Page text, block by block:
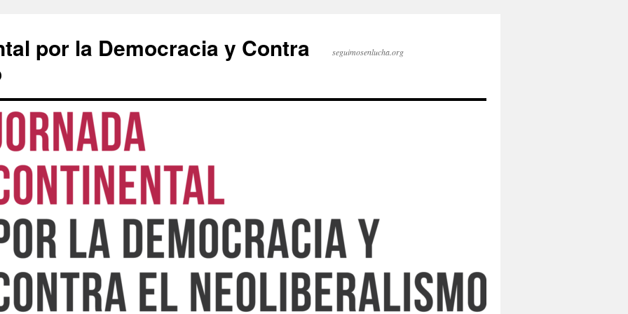
por la Democracia y Contra
seguimosenlucha.org